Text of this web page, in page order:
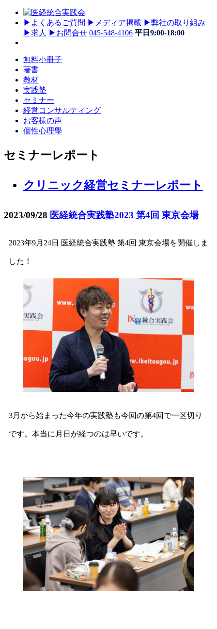
▶ よくあるご質問 ▶ メディア掲載 ▶弊社の取り組み
▶求人 ▶ お問合せ 045-548-4106 平日9:00-18:00
無料小冊子
著書
教材
実践塾
セミナー
経営コンサルティング
お客様の声
個性心理學
セミナーレポート
クリニック経営セミナーレポート
2023/09/28 医経統合実践塾2023 第4回 東京会場
2023年9月24日 医経統合実践塾 第4回 東京会場を開催しま
した！
3月から始まった今年の実践塾も今回の第4回で一区切り
です。本当に月日が経つのは早いです。